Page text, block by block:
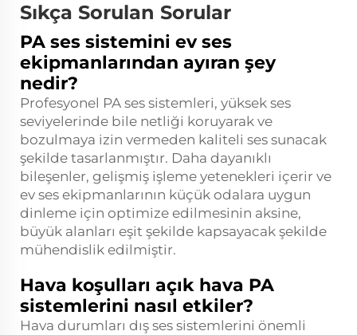
Sıkça Sorulan Sorular
PA ses sistemini ev ses
ekipmanlarından ayıran şey
nedir?
Profesyonel PA ses sistemleri, yüksek ses
seviyelerinde bile netliği koruyarak ve
bozulmaya izin vermeden kaliteli ses sunacak
şekilde tasarlanmıştır. Daha dayanıklı
bileşenler, gelişmiş işleme yetenekleri içerir ve
ev ses ekipmanlarının küçük odalara uygun
dinleme için optimize edilmesinin aksine,
büyük alanları eşit şekilde kapsayacak şekilde
mühendislik edilmiştir.
Hava koşulları açık hava PA
sistemlerini nasıl etkiler?
Hava durumları dış ses sistemlerini önemli